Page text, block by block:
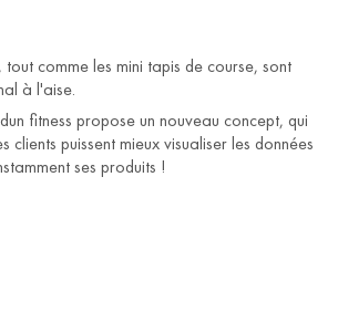
comme les mini tapis de course, sont
à l'aise.
fitness propose un nouveau concept, qui
puissent mieux visualiser les données
ses produits !